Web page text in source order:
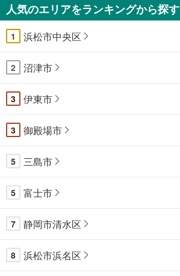
人気のエリアをランキングから探す
1 浜松市中央区
2 沼津市
3 伊東市
3 御殿場市
5 三島市
5 富士市
7 静岡市清水区
8 浜松市浜名区